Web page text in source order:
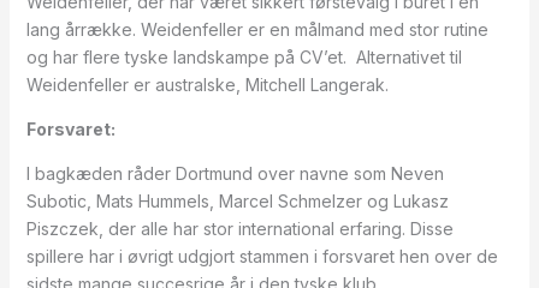
lang årrække. Weidenfeller er en målmand med stor rutine
og har flere tyske landskampe på CV’et. Alternativet til
Weidenfeller er australske, Mitchell Langerak.
Forsvaret:
I bagkæden råder Dortmund over navne som Neven
Subotic, Mats Hummels, Marcel Schmelzer og Lukasz
Piszczek, der alle har stor international erfaring. Disse
spillere har i øvrigt udgjort stammen i forsvaret hen over de
sidste mange succesrige år i den tyske klub.